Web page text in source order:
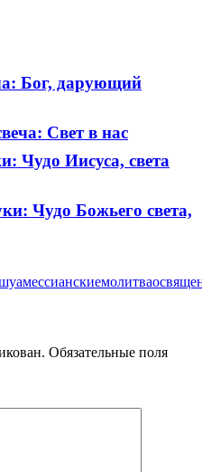
Бог, дарующий
Свет в нас
Чудо Иисуса, света
Чудо Божьего света,
мессианскиемолитва
Обязательные поля